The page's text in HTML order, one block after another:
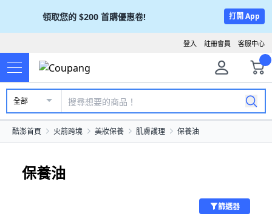
領取您的 $200 首購優惠卷! 打開 App
客服中心
註冊會員
登入
全部
酷澎首頁 火箭跨境 美妝保養 肌膚護理 保養油
保養油
篩選器